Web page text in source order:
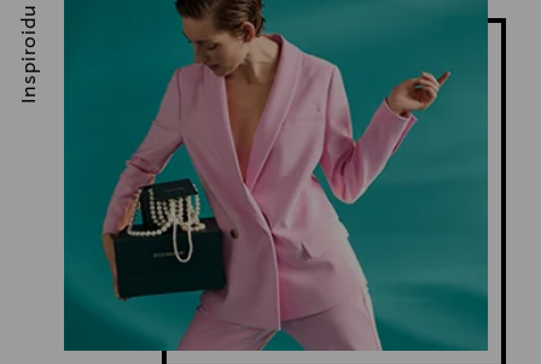
Inspiroidu